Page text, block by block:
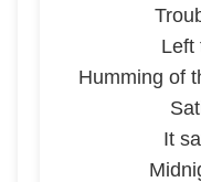
Left
Humming of
It